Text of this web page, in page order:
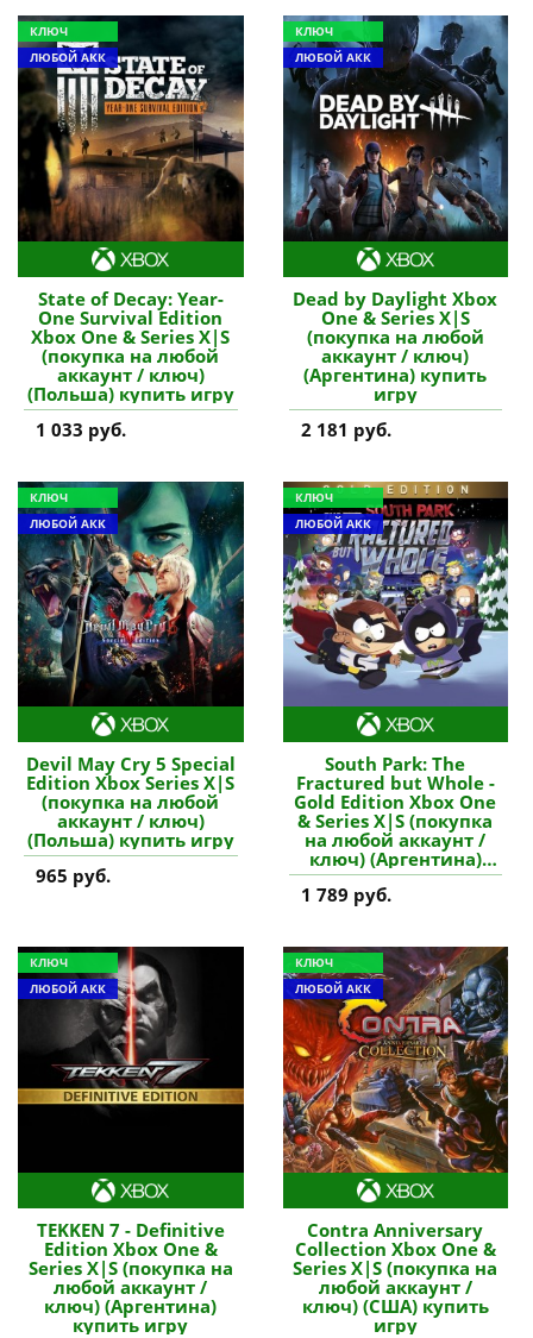
КЛЮЧ
ЛЮБОЙ АКК
State of Decay: Year-
One Survival Edition
Xbox One & Series X|S
(покупка на любой
аккаунт / ключ)
(Польша) купить игру
1 033 руб.
КЛЮЧ
ЛЮБОЙ АКК
Dead by Daylight Xbox
One & Series X|S
(покупка на любой
аккаунт / ключ)
(Аргентина) купить
игру
2 181 руб.
КЛЮЧ
ЛЮБОЙ АКК
Devil May Cry 5 Special
Edition Xbox Series X|S
(покупка на любой
аккаунт / ключ)
(Польша) купить игру
965 руб.
КЛЮЧ
ЛЮБОЙ АКК
South Park: The
Fractured but Whole -
Gold Edition Xbox One
& Series X|S (покупка
на любой аккаунт /
ключ) (Аргентина)
купить игру
1 789 руб.
КЛЮЧ
ЛЮБОЙ АКК
TEKKEN 7 - Definitive
Edition Xbox One &
Series X|S (покупка на
любой аккаунт /
ключ) (Аргентина)
купить игру
КЛЮЧ
ЛЮБОЙ АКК
Contra Anniversary
Collection Xbox One &
Series X|S (покупка на
любой аккаунт /
ключ) (США) купить
игру